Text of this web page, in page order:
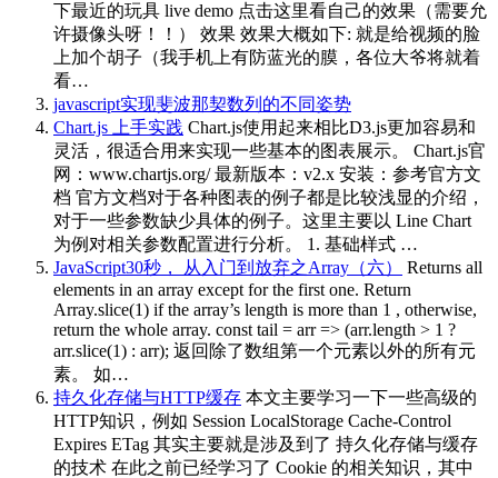
下最近的玩具 live demo 点击这里看自己的效果（需要允
许摄像头呀！！） 效果 效果大概如下: 就是给视频的脸
上加个胡子（我手机上有防蓝光的膜，各位大爷将就着
看…
javascript实现斐波那契数列的不同姿势
Chart.js 上手实践 Chart.js使用起来相比D3.js更加容易和
灵活，很适合用来实现一些基本的图表展示。 Chart.js官
网：www.chartjs.org/ 最新版本：v2.x 安装：参考官方文
档 官方文档对于各种图表的例子都是比较浅显的介绍，
对于一些参数缺少具体的例子。这里主要以 Line Chart
为例对相关参数配置进行分析。 1. 基础样式 …
JavaScript30秒， 从入门到放弃之Array（六）
Returns all
elements in an array except for the first one. Return
Array.slice(1) if the array’s length is more than 1 , otherwise,
return the whole array. const tail = arr => (arr.length > 1 ?
arr.slice(1) : arr); 返回除了数组第一个元素以外的所有元
素。 如…
持久化存储与HTTP缓存 本文主要学习一下一些高级的
HTTP知识，例如 Session LocalStorage Cache-Control
Expires ETag 其实主要就是涉及到了 持久化存储与缓存
的技术 在此之前已经学习了 Cookie 的相关知识，其中